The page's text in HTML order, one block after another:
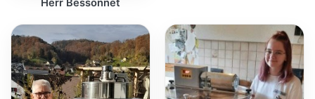
Herr Bessonnet